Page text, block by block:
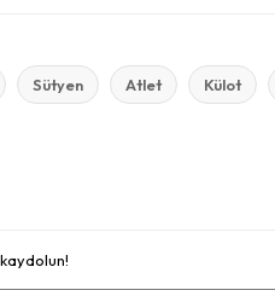
Sütyen Atlet Külot